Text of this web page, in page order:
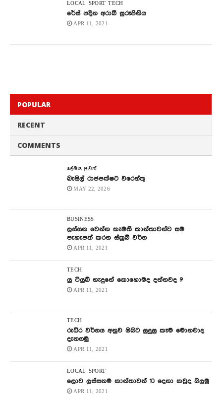
LOCAL SPORT TECH
රේස් පදින අරාබි සුරූපිනිය
APR 11, 2021
POPULAR
RECENT
COMMENTS
දේශිය පුවත්
බැසිල් රාජපක්ෂට වරෙන්තු
MAY 22, 2026
BUSINESS
ලස්සන වෙන්න කැමති කාන්තාවන්ට සම
පැහැපත් කරන ස්ක්‍රබ් වර්ග
APR 11, 2021
TECH
යු ටියුබ් හැදුනේ කොහොමද දන්නවද ?
APR 11, 2021
TECH
රුධිර වර්ගය අනුව ඔබට සුදුසු කෑම මොනවාද
දැනගමු
APR 11, 2021
LOCAL SPORT
ලොව ලස්සනම කාන්තාවන් 10 දෙනා කවුද බලමු
APR 11, 2021